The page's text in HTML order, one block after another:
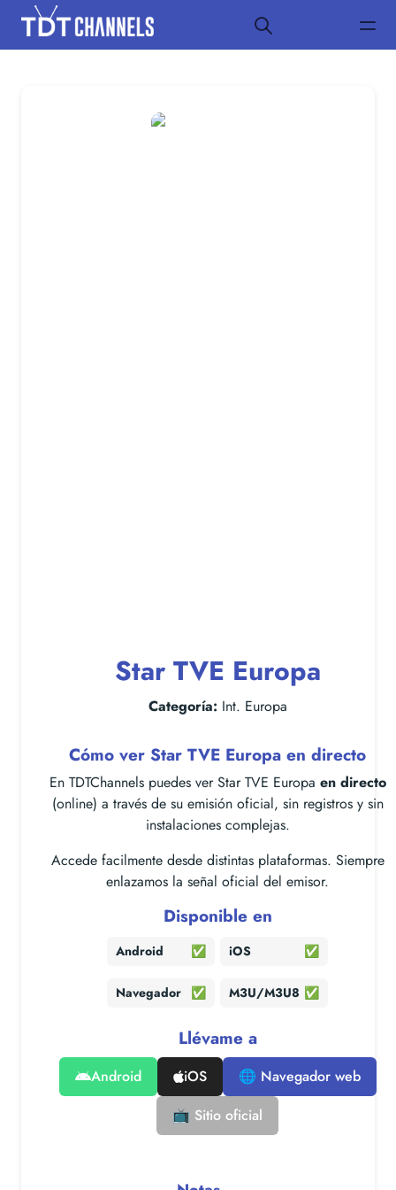
Star TVE Europa
Categoría: Int. Europa
Cómo ver Star TVE Europa en directo
En TDTChannels puedes ver Star TVE Europa en directo
(online) a través de su emisión oficial, sin registros y sin
instalaciones complejas.
Accede facilmente desde distintas plataformas. Siempre
enlazamos la señal oficial del emisor.
Disponible en
Android ✅ iOS ✅
Navegador ✅ M3U/M3U8 ✅
Llévame a
Android iOS
🌐 Navegador web
📺 Sitio oficial